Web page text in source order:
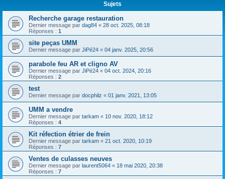
Sujets
Recherche garage restauration
Dernier message par dag84 « 28 oct. 2025, 08:18
Réponses : 1
site peças UMM
Dernier message par JiPé24 « 04 janv. 2025, 20:56
parabole feu AR et cligno AV
Dernier message par JiPé24 « 04 oct. 2024, 20:16
Réponses : 2
test
Dernier message par docphilz « 01 janv. 2021, 13:05
UMM a vendre
Dernier message par tarkam « 10 nov. 2020, 18:12
Réponses : 4
Kit réfection étrier de frein
Dernier message par tarkam « 21 oct. 2020, 10:19
Réponses : 7
Ventes de culasses neuves
Dernier message par laurent5064 « 18 mai 2020, 20:38
Réponses : 7